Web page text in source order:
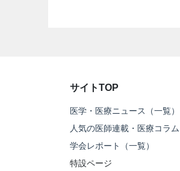
サイトTOP
医学・医療ニュース（一覧）
人気の医師連載・医療コラム
学会レポート（一覧）
特設ページ